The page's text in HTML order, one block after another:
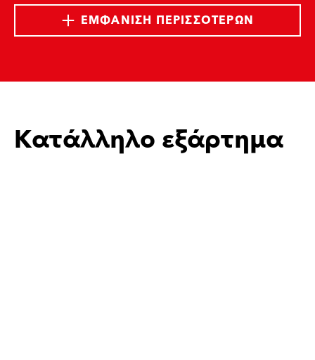
ΕΜΦΆΝΙΣΗ ΠΕΡΙΣΣΌΤΕΡΩΝ
Κατάλληλο εξάρτημα